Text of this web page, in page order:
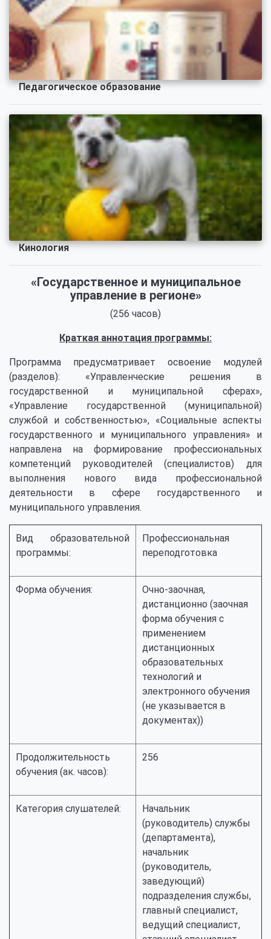
Педагогическое образование
Кинология
«Государственное и муниципальное
управление в регионе»
(256 часов)
Краткая аннотация программы:
Программа предусматривает освоение модулей
(разделов): «Управленческие решения в
государственной и муниципальной сферах»,
«Управление государственной (муниципальной)
службой и собственностью», «Социальные аспекты
государственного и муниципального управления» и
направлена на формирование профессиональных
компетенций руководителей (специалистов) для
выполнения нового вида профессиональной
деятельности в сфере государственного и
муниципального управления.
Вид образовательной
программы:
Профессиональная
переподготовка
Форма обучения:
Очно-заочная,
дистанционно (заочная
форма обучения с
применением
дистанционных
образовательных
технологий и
электронного обучения
(не указывается в
документах))
Продолжительность
обучения (ак. часов):
256
Категория слушателей:
Начальник
(руководитель) службы
(департамента),
начальник
(руководитель,
заведующий)
подразделения службы,
главный специалист,
ведущий специалист,